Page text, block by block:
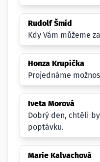
Rudolf Šmíd
Kdy Vám můžeme
Honza Krupička
Projednáme
Iveta Morová
Dobrý den, chtěli
poptávku.
Marie Kalvachová